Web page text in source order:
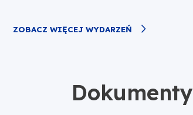
ZOBACZ WIĘCEJ WYDARZEŃ
Dokumenty